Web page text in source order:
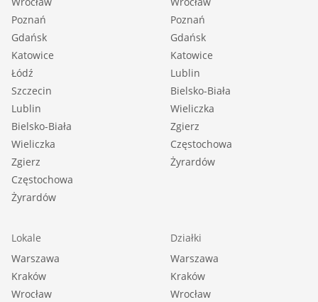
Poznań
Gdańsk
Katowice
Łódź
Szczecin
Lublin
Bielsko-Biała
Wieliczka
Zgierz
Częstochowa
Żyrardów
Poznań
Gdańsk
Katowice
Lublin
Bielsko-Biała
Wieliczka
Zgierz
Częstochowa
Żyrardów
Lokale
Warszawa
Kraków
Wrocław
Działki
Warszawa
Kraków
Wrocław